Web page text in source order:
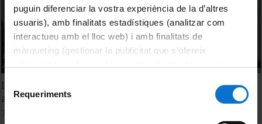
puguin diferenciar la vostra experiència de la d’altres
usuaris), amb finalitats estadístiques (analitzar com
interactueu amb el lloc web) i amb finalitats de
màrqueting (gestionar la publicitat que s’ofereix
consultar laPolítica de galetes del lloc web de la
de Requeriments
I. Energy Technological Challenges. The economics of CCS
adoption. Olivier Massol